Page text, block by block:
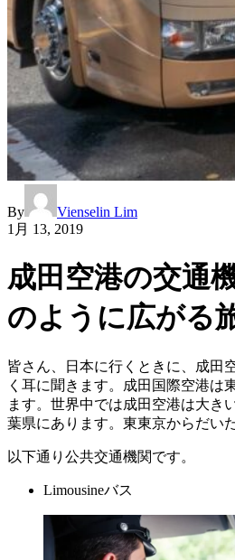
By
Vienselin Lim
1月 13, 2019
成田空港の交通
のように広がる
皆さん、日本に行くときに、成田
く耳に聞きます。成田国際空港は
ます。世界中では成田空港は大き
葉県にあります。東東京からだい
以下通り公共交通機関です。
Limousineバス